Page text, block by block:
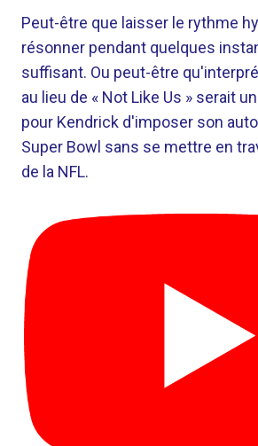
Peut-être que laisser le rythme
résonner pendant quelques
suffisant. Ou peut-être
au lieu de « Not Like Us » serait
pour Kendrick d'imposer son
Super Bowl sans se mettre en
de la NFL.